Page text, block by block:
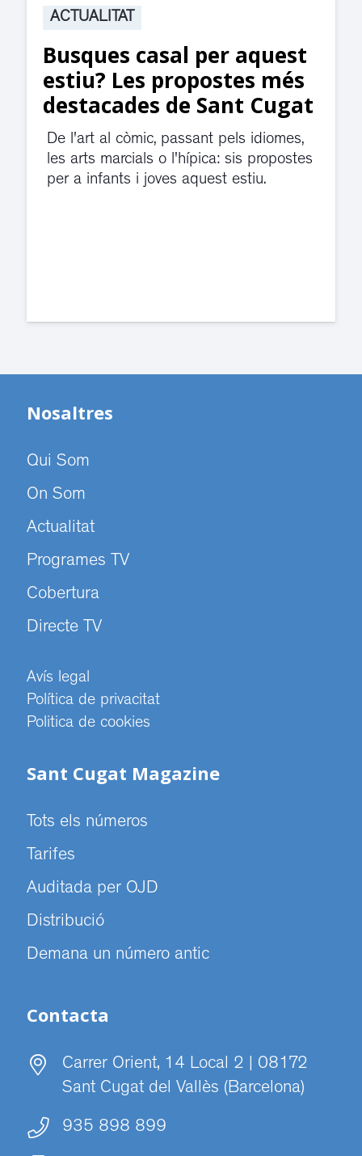
ACTUALITAT
Suspesa l’activitat als
jutjats de Rubí fins
divendres per una fuita
d’aigua
El servei de guàrdia i el jutjat de
violència de gènere s'han traslladat a
Nosaltres
Qui Som
On Som
Actualitat
Programes TV
Cobertura
Directe TV
Avís legal
Política de privacitat
Politica de cookies
Sant Cugat Magazine
Tots els números
Tarifes
Auditada per OJD
Distribució
Demana un número antic
Contacta
Carrer Orient, 14 Local 2 | 08172
Sant Cugat del Vallès (Barcelona)
935 898 899